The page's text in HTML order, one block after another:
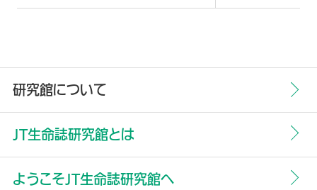
研究館について
JT生命誌研究館とは
ようこそJT生命誌研究館へ